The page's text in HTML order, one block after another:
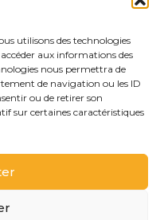
utilisons des technologies
aux informations des
nous permettra de
de navigation ou les ID
ou de retirer son
sur certaines caractéristiques